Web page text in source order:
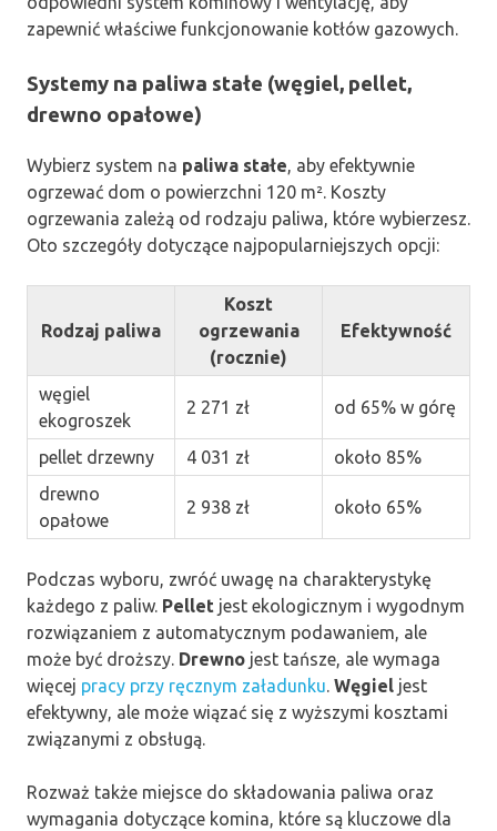
zapewnić właściwe funkcjonowanie kotłów gazowych.
Systemy na paliwa stałe (węgiel, pellet,
drewno opałowe)
Wybierz system na paliwa stałe, aby efektywnie
ogrzewać dom o powierzchni 120 m². Koszty
ogrzewania zależą od rodzaju paliwa, które wybierzesz.
Oto szczegóły dotyczące najpopularniejszych opcji:
Rodzaj paliwa
Koszt
ogrzewania
(rocznie)
Efektywność
węgiel
ekogroszek
2 271 zł od 65% w górę
pellet drzewny 4 031 zł
około 85%
drewno
opałowe
2 938 zł około 65%
Podczas wyboru, zwróć uwagę na charakterystykę
każdego z paliw. Pellet jest ekologicznym i wygodnym
rozwiązaniem z automatycznym podawaniem, ale
może być droższy. Drewno jest tańsze, ale wymaga
więcej pracy przy ręcznym załadunku. Węgiel jest
efektywny, ale może wiązać się z wyższymi kosztami
związanymi z obsługą.
Rozważ także miejsce do składowania paliwa oraz
wymagania dotyczące komina, które są kluczowe dla